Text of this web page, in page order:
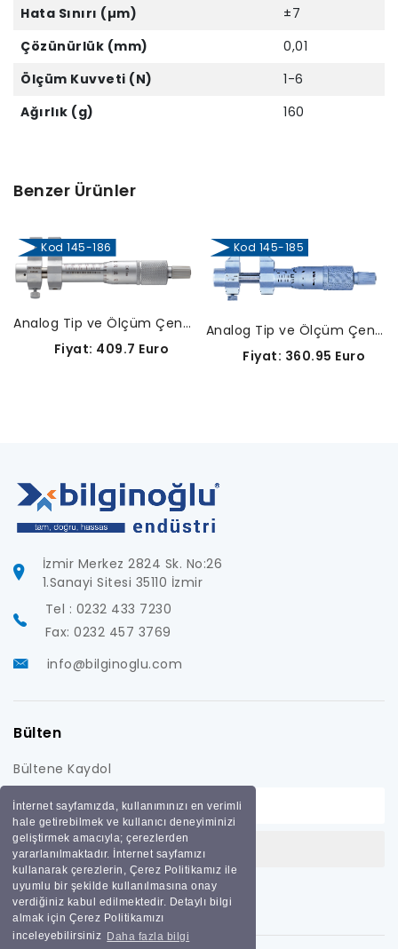
İnternet sayfamızda, kullanımınızı en verimli
hale getirebilmek ve kullanıcı deneyiminizi
geliştirmek amacıyla; çerezlerden
yararlanılmaktadır. İnternet sayfamızı
kullanarak çerezlerin, Çerez Politikamız ile
uyumlu bir şekilde kullanılmasına onay
verdiğiniz kabul edilmektedir. Detaylı bilgi
almak için Çerez Politikamızı
inceleyebilirsiniz Daha fazla bilgi
Hata Sınırı (µm)
±7
Çözünürlük (mm)
0,01
Ölçüm Kuvveti (N)
1-6
Ağırlık (g)
160
Benzer Ürünler
Kod 145-186
Analog Tip ve Ölçüm Çeneli İç Çap Mikrometreleri-145-186
Fiyat: 409.7 Euro
Kod 145-185
Analog Tip ve Ölçüm Çeneli İç Çap Mikrometreleri-145-185
Fiyat: 360.95 Euro
İzmir Merkez 2824 Sk. No:26
1.Sanayi Sitesi 35110 İzmir
Tel : 0232 433 7230
Fax: 0232 457 3769
info@bilginoglu.com
Bülten
Bültene Kaydol